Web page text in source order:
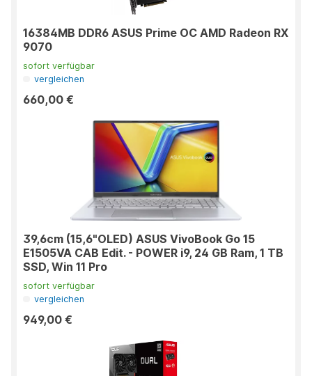
16384MB DDR6 ASUS Prime OC AMD Radeon RX
9070
sofort verfügbar
vergleichen
660,00 €
39,6cm (15,6"OLED) ASUS VivoBook Go 15
E1505VA CAB Edit. - POWER i9, 24 GB Ram, 1 TB
SSD, Win 11 Pro
sofort verfügbar
vergleichen
949,00 €